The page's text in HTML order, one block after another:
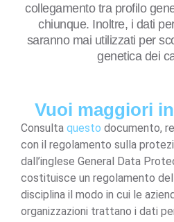
collegamento tra profilo
chiunque. Inoltre, i dati
saranno mai utilizzati per
genetica dei
Vuoi maggiori
Consulta questo documento,
con il regolamento sulla
dall’inglese General Data
costituisce un regolamento
disciplina il modo in cui le
organizzazioni trattano i dati